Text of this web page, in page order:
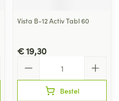
Vista B-12 Activ Tabl 60
€ 19,30
Bestel